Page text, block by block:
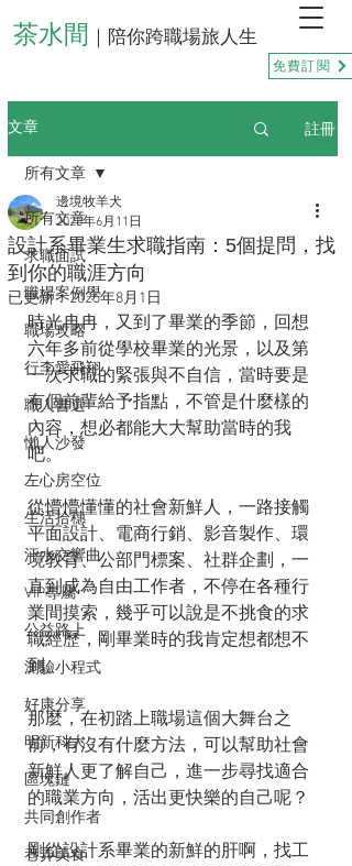
茶水間 ｜陪你跨職場旅人生
免費訂閱
文章 註冊
所有文章
求職面試
職場案例學
職場攻略
行李愛飛翔
職人書選
懶人沙發
左心房空位
生活拾穗
汗水交響曲
VIP專屬
公益路上
測驗小程式
好康分享
明新科大
區塊鏈
共同創作者
巷弄美食
所有文章
設計系畢業生求職指南：5個提問，找
到你的職涯方向
邊境牧羊犬
2025年6月11日
已更新：2025年8月1日
時光冉冉，又到了畢業的季節，回想
六年多前從學校畢業的光景，以及第
一次求職的緊張與不自信，當時要是
有個前輩給予指點，不管是什麼樣的
內容，想必都能大大幫助當時的我
吧。
從懵懵懂懂的社會新鮮人，一路接觸
平面設計、電商行銷、影音製作、環
境教育、公部門標案、社群企劃，一
直到成為自由工作者，不停在各種行
業間摸索，幾乎可以說是不挑食的求
職經歷，剛畢業時的我肯定想都想不
到。
那麼，在初踏上職場這個大舞台之
前，有沒有什麼方法，可以幫助社會
新鮮人更了解自己，進一步尋找適合
的職業方向，活出更快樂的自己呢？
剛從設計系畢業的新鮮的肝啊，找工